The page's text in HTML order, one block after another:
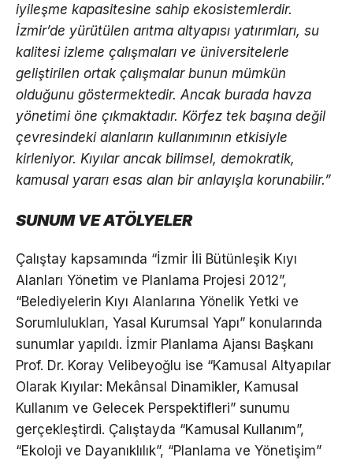
iyileşme kapasitesine sahip ekosistemlerdir.
İzmir’de yürütülen arıtma altyapısı yatırımları, su
kalitesi izleme çalışmaları ve üniversitelerle
geliştirilen ortak çalışmalar bunun mümkün
olduğunu göstermektedir. Ancak burada havza
yönetimi öne çıkmaktadır. Körfez tek başına değil
çevresindeki alanların kullanımının etkisiyle
kirleniyor. Kıyılar ancak bilimsel, demokratik,
kamusal yararı esas alan bir anlayışla korunabilir.”
SUNUM VE ATÖLYELER
Çalıştay kapsamında “İzmir İli Bütünleşik Kıyı
Alanları Yönetim ve Planlama Projesi 2012”,
“Belediyelerin Kıyı Alanlarına Yönelik Yetki ve
Sorumlulukları, Yasal Kurumsal Yapı” konularında
sunumlar yapıldı. İzmir Planlama Ajansı Başkanı
Prof. Dr. Koray Velibeyoğlu ise “Kamusal Altyapılar
Olarak Kıyılar: Mekânsal Dinamikler, Kamusal
Kullanım ve Gelecek Perspektifleri” sunumu
gerçekleştirdi. Çalıştayda “Kamusal Kullanım”,
“Ekoloji ve Dayanıklılık”, “Planlama ve Yönetişim”